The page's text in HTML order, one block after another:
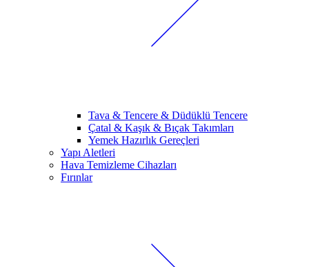
Tava & Tencere & Düdüklü Tencere
Çatal & Kaşık & Bıçak Takımları
Yemek Hazırlık Gereçleri
Yapı Aletleri
Hava Temizleme Cihazları
Fırınlar